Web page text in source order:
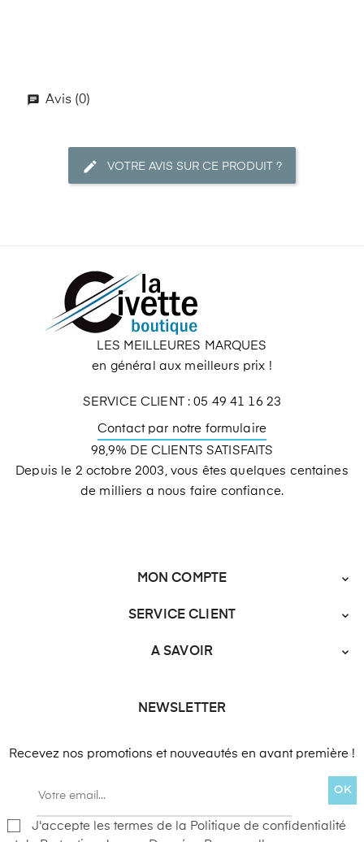
Avis (0)
VOTRE AVIS SUR CE PRODUIT ?
LES MEILLEURES MARQUES
en général aux meilleurs prix !
SERVICE CLIENT : 05 49 41 16 23
Contact par notre formulaire
98,9% DE CLIENTS SATISFAITS
Depuis le 2 octobre 2003, vous êtes quelques centaines
de milliers a nous faire confiance.
MON COMPTE 
SERVICE CLIENT 
A SAVOIR 
NEWSLETTER
Recevez nos promotions et nouveautés en avant première !
OK
J'accepte les termes de la Politique de confidentialité